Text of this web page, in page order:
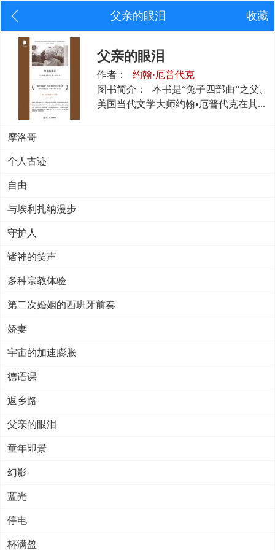
父亲的眼泪 收藏
父亲的眼泪
作者：
约翰·厄普代克
图书简介：
本书是“兔子四部曲”之父、
美国当代文学大师约翰•厄普代克在其...
摩洛哥
个人古迹
自由
与埃利扎纳漫步
守护人
诸神的笑声
多种宗教体验
第二次婚姻的西班牙前奏
娇妻
宇宙的加速膨胀
德语课
返乡路
父亲的眼泪
童年即景
幻影
蓝光
停电
杯满盈